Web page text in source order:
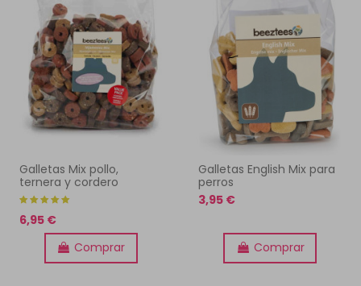
Galletas Mix pollo,
ternera y cordero
6,95 €
Comprar
Galletas English Mix para
perros
3,95 €
Comprar